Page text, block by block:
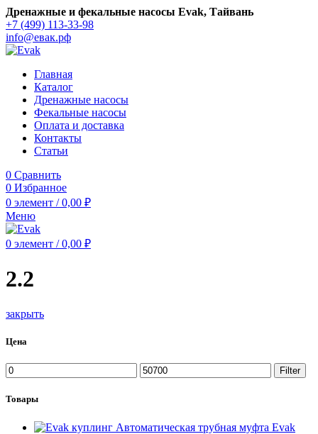
Дренажные и фекальные насосы Evak, Тайвань
+7 (499) 113-33-98
info@евак.рф
Главная
Каталог
Дренажные насосы
Фекальные насосы
Оплата и доставка
Контакты
Статьи
0 Сравнить
0 Избранное
0 элемент / 0,00 ₽
Меню
0 элемент / 0,00 ₽
2.2
закрыть
Цена
Min
price
Max
price
Filter
Товары
Автоматическая трубная муфта Evak